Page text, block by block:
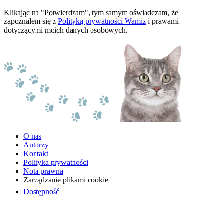
Klikając na "Potwierdzam", tym samym oświadczam, że
zapoznałem się z Polityką prywatności Wamiz i prawami
dotyczącymi moich danych osobowych.
O nas
Autorzy
Kontakt
Polityka prywatności
Nota prawna
Zarządzanie plikami cookie
Dostępność